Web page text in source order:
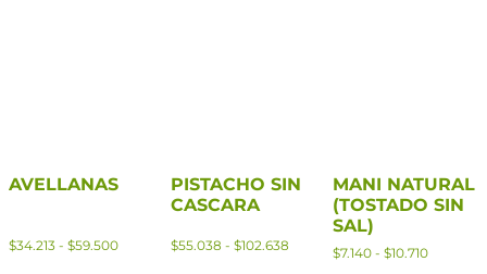
AVELLANAS
$34.213 - $59.500
PISTACHO SIN
CASCARA
$55.038 - $102.638
MANI NATURAL
(TOSTADO SIN
SAL)
$7.140 - $10.710